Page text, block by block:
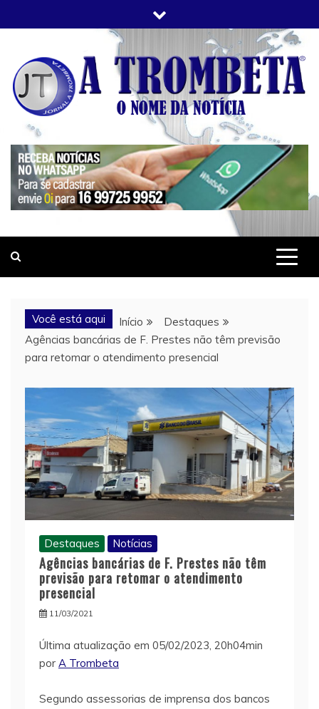
to
JORNAL A TROMBETA
O Nome da Notícia
Você está aqui Início
Destaques
Agências bancárias de F. Prestes não têm previsão
para retomar o atendimento presencial
Destaques Notícias
Agências bancárias de F. Prestes não têm
previsão para retomar o atendimento
presencial
11/03/2021
Última atualização em 05/02/2023, 20h04min
por A Trombeta
Segundo assessorias de imprensa dos bancos